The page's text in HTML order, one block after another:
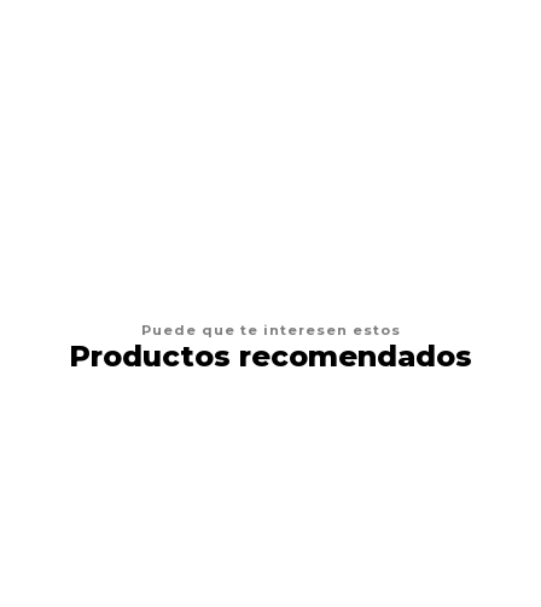
Puede que te interesen estos
Productos recomendados